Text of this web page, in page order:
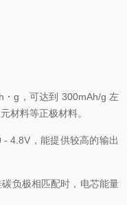
・g，可达到 300mAh/g 左
材料等正极材料。
- 4.8V，能提供较高的输出
负极相匹配时，电芯能量